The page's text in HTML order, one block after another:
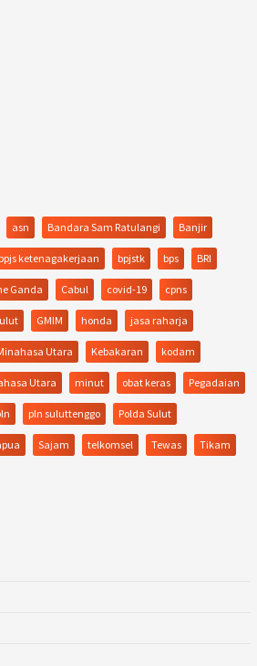
asn Bandara Sam Ratulangi Banjir
bpjs ketenagakerjaan bpjstk bps BRI
Ganda Cabul covid-19 cpns
GMIM honda jasa raharja
Utara Kebakaran kodam
Utara minut obat keras Pegadaian
pln suluttenggo Polda Sulut
Sajam telkomsel Tewas Tikam